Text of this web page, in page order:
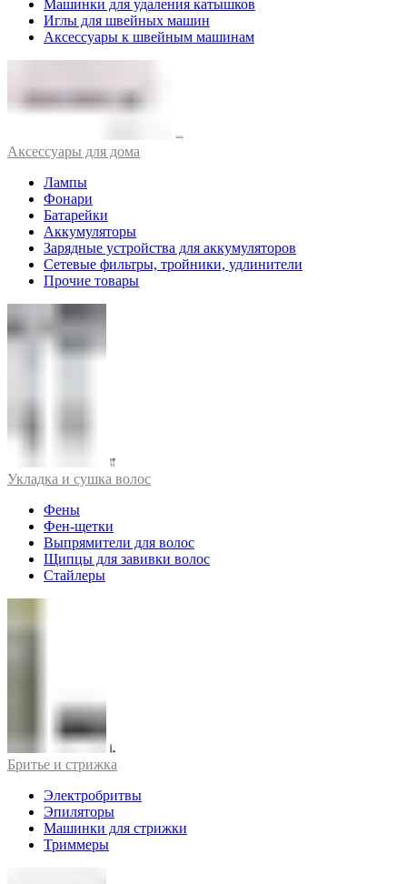
Машинки для удаления катышков
Иглы для швейных машин
Аксессуары к швейным машинам
Аксессуары для дома
Лампы
Фонари
Батарейки
Аккумуляторы
Зарядные устройства для аккумуляторов
Сетевые фильтры, тройники, удлинители
Прочие товары
Укладка и сушка волос
Фены
Фен-щетки
Выпрямители для волос
Щипцы для завивки волос
Стайлеры
Бритье и стрижка
Электробритвы
Эпиляторы
Машинки для стрижки
Триммеры